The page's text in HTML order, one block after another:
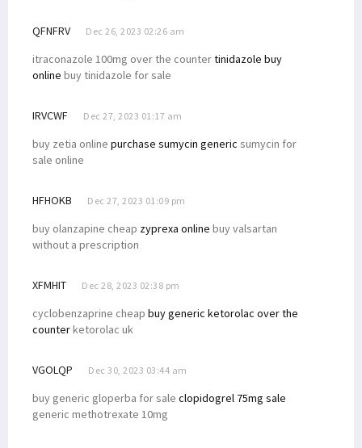
QFNFRV Dec 26, 2023 02:26 am
itraconazole 100mg over the countertinidazole buy
online buy tinidazole for sale
IRVCWF Dec 27, 2023 01:17 am
buy zetia online purchase sumycin generic sumycin for
sale online
HFHOKB Dec 27, 2023 01:09 pm
buy olanzapine cheap zyprexa online buy valsartan
without a prescription
XFMHIT Dec 28, 2023 02:38 pm
cyclobenzaprine cheap buy generic ketorolac over the
counterketorolac uk
VGOLQP Dec 30, 2023 03:44 am
buy generic gloperba for sale clopidogrel 75mg sale
generic methotrexate 10mg